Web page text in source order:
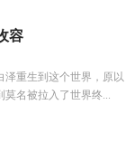
容
泽重生到这个世界，原以
莫名被拉入了世界终...